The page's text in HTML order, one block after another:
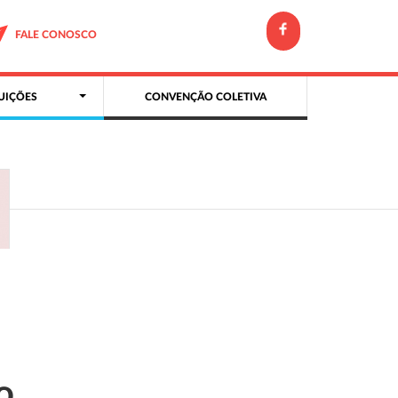
FALE CONOSCO
CONVENÇÃO COLETIVA